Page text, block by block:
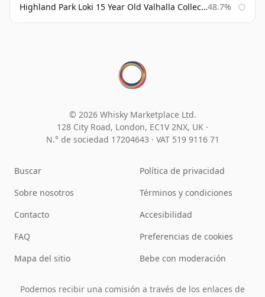
Highland Park Loki 15 Year Old Valhalla Collection 48.7%
© 2026 Whisky Marketplace Ltd.
128 City Road, London, EC1V 2NX, UK ·
N.° de sociedad 17204643 · VAT 519 9116 71
Buscar
Sobre nosotros
Contacto
FAQ
Mapa del sitio
Política de privacidad
Términos y condiciones
Accesibilidad
Preferencias de cookies
Bebe con moderación
Podemos recibir una comisión a través de los enlaces de